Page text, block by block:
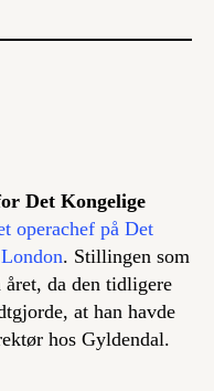
Det Kongelige
operachef på Det
. Stillingen som
da den tidligere
at han havde
hos Gyldendal.